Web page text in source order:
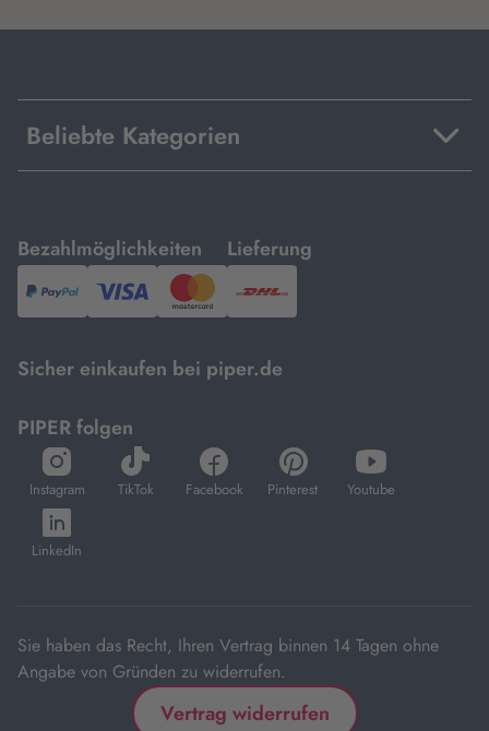
Beliebte Kategorien
Bezahlmöglichkeiten
mit
PayPal,Visa
und
Lieferung
mit
DHL.
Sicher einkaufen bei piper.de
PIPER folgen
Instagram
öffnet
in
neuem
Tab
TikTok
öffnet
in
Facebook
öffnet
in
Pinterest
öffnet
in
Youtube
öffnet
in
LinkedIn
öffnet
in
Sie haben das Recht, Ihren Vertrag binnen 14 Tagen ohne
Angabe von Gründen zu widerrufen.
Vertrag widerrufen